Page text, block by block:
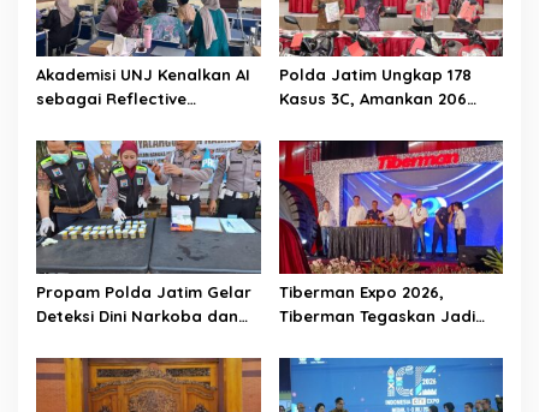
Akademisi UNJ Kenalkan AI
sebagai Reflective
SD Kota Depok
Polda Jatim Ungkap 178
Kasus 3C, Amankan 206
Propam Polda Jatim Gelar
Deteksi Dini Narkoba dan
Jember
Tiberman Expo 2026,
Tiberman Tegaskan Jadi
Terlengkap di Indonesia